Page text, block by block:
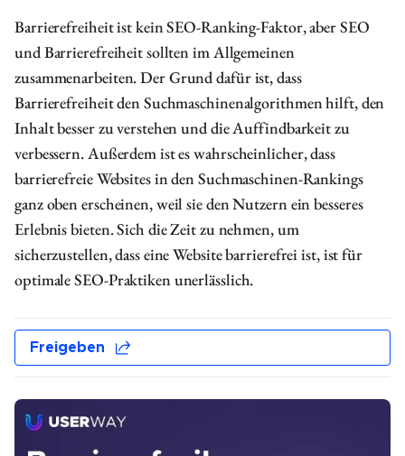
Barrierefreiheit ist kein SEO-Ranking-Faktor, aber SEO
und Barrierefreiheit sollten im Allgemeinen
zusammenarbeiten. Der Grund dafür ist, dass
Barrierefreiheit den Suchmaschinenalgorithmen hilft, den
Inhalt besser zu verstehen und die Auffindbarkeit zu
verbessern. Außerdem ist es wahrscheinlicher, dass
barrierefreie Websites in den Suchmaschinen-Rankings
ganz oben erscheinen, weil sie den Nutzern ein besseres
Erlebnis bieten. Sich die Zeit zu nehmen, um
sicherzustellen, dass eine Website barrierefrei ist, ist für
optimale SEO-Praktiken unerlässlich.
Freigeben